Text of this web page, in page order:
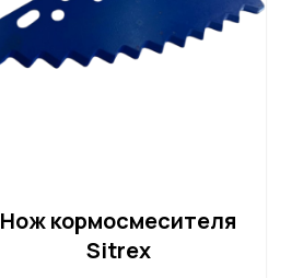
Нож кормосмесителя
Sitrex